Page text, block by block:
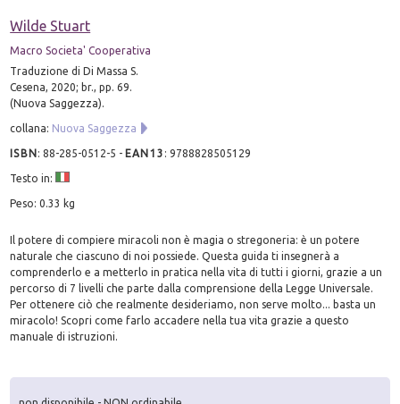
Wilde Stuart
Macro Societa' Cooperativa
Traduzione di Di Massa S.
Cesena, 2020; br., pp. 69.
(Nuova Saggezza).
collana: Nuova Saggezza
ISBN:88-285-0512-5 - EAN13 :9788828505129
Testo in:
Peso: 0.33 kg
Il potere di compiere miracoli non è magia o stregoneria: è un potere
naturale che ciascuno di noi possiede. Questa guida ti insegnerà a
comprenderlo e a metterlo in pratica nella vita di tutti i giorni, grazie a un
percorso di 7 livelli che parte dalla comprensione della Legge Universale.
Per ottenere ciò che realmente desideriamo, non serve molto... basta un
miracolo! Scopri come farlo accadere nella tua vita grazie a questo
manuale di istruzioni.